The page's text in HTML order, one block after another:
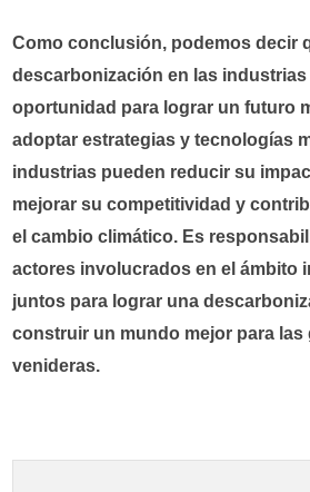
Como conclusión, podemos decir
descarbonización en las
oportunidad para lograr un futuro
adoptar estrategias y tecnologías
industrias pueden reducir su
mejorar su competitividad y
el cambio climático. Es
actores involucrados en el ámbito
juntos para lograr una
construir un mundo mejor para las
venideras.